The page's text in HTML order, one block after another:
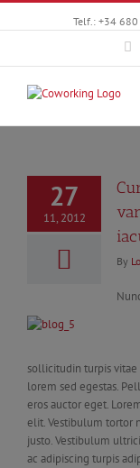
Telf.: +34
27
11, 2012
By
sollicitudin turpis
lorem sed egestas.
eros auctor eget.
elit. Vestibulum tortor
justo. Vestibulum
ac adipiscing turpis